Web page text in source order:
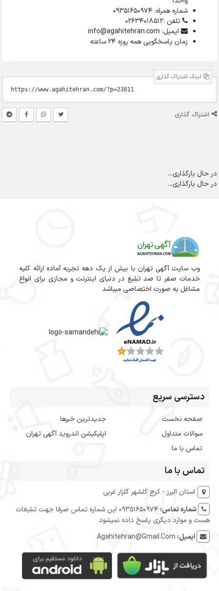
شماره همراه: 09351650974
تلفن :02634018512
ایمیل: info@agahitehran.com
زمان پاسخگویی همه روزه 24 ساعته
لینک اشتراک گذاری
اشتراک گذاری
در حال بارگذاری...
در حال بارگذاری...
وب سایت آگهی تهران با بیش از یک دهه تجربه آماده ارائه کلیه
خدمات صفر تا صد تبلیغ در دنیای اینترنت و مجازی برای انواع
مشاغل به صورت اختصاصی میباشد
دسترسی سریع
صفحه نخست
سوالات متداول
تماس با ما
جدیدترین خبرها
اپلیکیشن اندروید آگهی تهران
تماس با ما
استان البرز - کرج گلشهر گلزار غربی
شماره تماس:
09351650974 این شماره تماس صرفا جهت تبلیغات
هست و موارد دیگری پاسخ داده نمیشود
ایمیل: Agahitehran@Gmail.Com